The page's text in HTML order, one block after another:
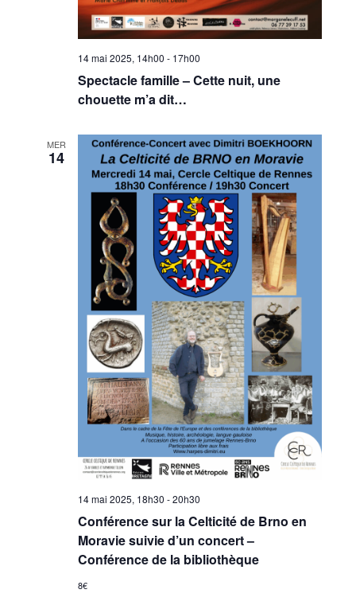
14 mai 2025, 14h00 - 17h00
Spectacle famille – Cette nuit, une
chouette m’a dit…
MER
14
14 mai 2025, 18h30 -20h30
Conférence sur la Celticité de Brno en
Moravie suivie d’un concert –
Conférence de la bibliothèque
8€